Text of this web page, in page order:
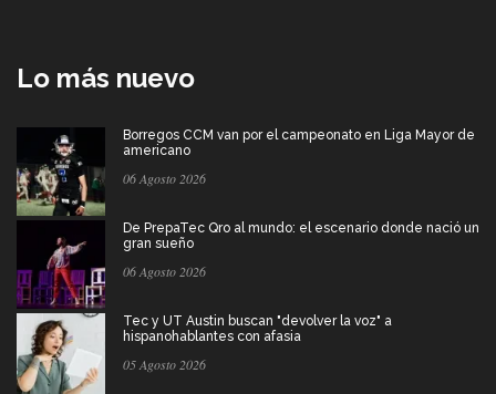
Lo más nuevo
Borregos CCM van por el campeonato en Liga Mayor de
americano
06 Agosto 2026
De PrepaTec Qro al mundo: el escenario donde nació un
gran sueño
06 Agosto 2026
Tec y UT Austin buscan "devolver la voz" a
hispanohablantes con afasia
05 Agosto 2026